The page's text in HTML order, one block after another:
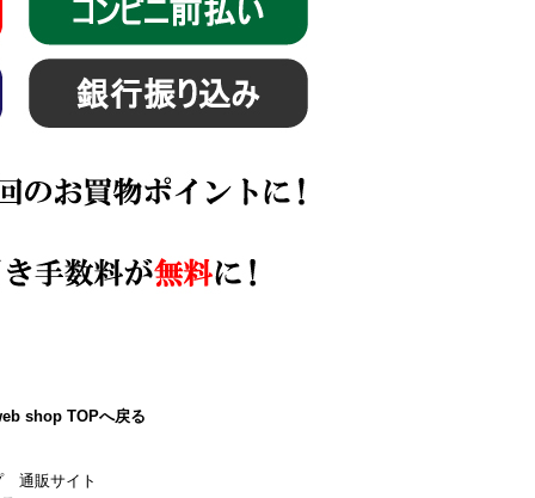
shop TOPへ戻る
通販サイト